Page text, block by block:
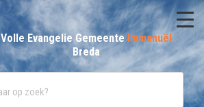
Volle Evangelie GemeenteImmanuël
Breda